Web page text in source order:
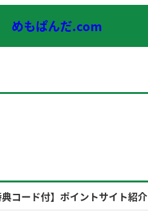
めもぱんだ.com
典コード付】ポイントサイト紹介